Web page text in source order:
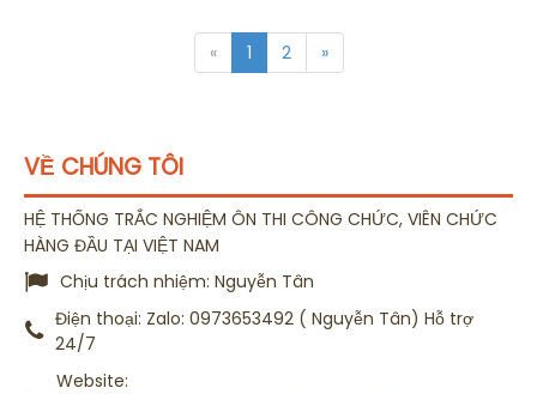
« 1 2 »
VỀ CHÚNG TÔI
HỆ THỐNG TRẮC NGHIỆM ÔN THI CÔNG CHỨC, VIÊN CHỨC
HÀNG ĐẦU TẠI VIỆT NAM
Chịu trách nhiệm: Nguyễn Tân
Điện thoại: Zalo: 0973653492 ( Nguyễn Tân) Hỗ trợ
24/7
Website: